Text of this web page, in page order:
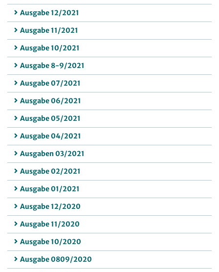
Ausgabe 12/2021
Ausgabe 11/2021
Ausgabe 10/2021
Ausgabe 8-9/2021
Ausgabe 07/2021
Ausgabe 06/2021
Ausgabe 05/2021
Ausgabe 04/2021
Ausgaben 03/2021
Ausgabe 02/2021
Ausgabe 01/2021
Ausgabe 12/2020
Ausgabe 11/2020
Ausgabe 10/2020
Ausgabe 0809/2020